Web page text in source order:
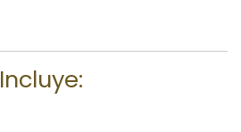
Incluye: